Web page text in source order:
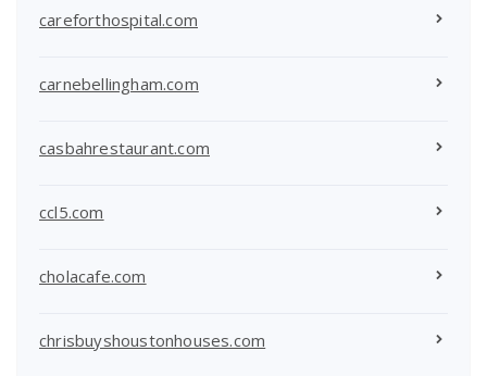
careforthospital.com
carnebellingham.com
casbahrestaurant.com
ccl5.com
cholacafe.com
chrisbuyshoustonhouses.com